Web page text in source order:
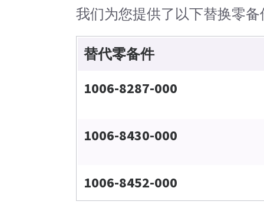
我们为您提供了以下替换零
替代零备件
1006-8287-000
1006-8430-000
1006-8452-000